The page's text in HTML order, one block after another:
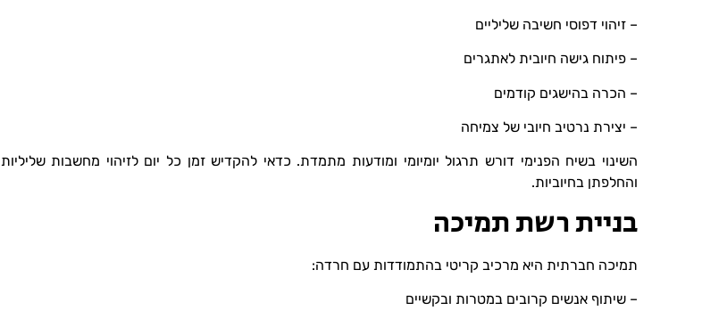
– זיהוי דפוסי חשיבה שליליים
– פיתוח גישה חיובית לאתגרים
– הכרה בהישגים קודמים
– יצירת נרטיב חיובי של צמיחה
השינוי בשיח הפנימי דורש תרגול יומיומי ומודעות מתמדת. כדאי להקדיש זמן כל יום לזיהוי מחשבות שליליות
והחלפתן בחיוביות.
בניית רשת תמיכה
תמיכה חברתית היא מרכיב קריטי בהתמודדות עם חרדה:
– שיתוף אנשים קרובים במטרות ובקשיים